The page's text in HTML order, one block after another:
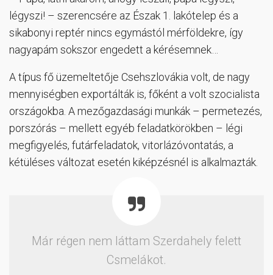
légyszi! – szerencsére az Észak 1. lakótelep és a
sikabonyi reptér nincs egymástól mérföldekre, így
nagyapám sokszor engedett a kérésemnek…
A típus fő üzemeltetője Csehszlovákia volt, de nagy
mennyiségben exportálták is, főként a volt szocialista
országokba. A mezőgazdasági munkák – permetezés,
porszórás – mellett egyéb feladatkörökben – légi
megfigyelés, futárfeladatok, vitorlázóvontatás, a
kétüléses változat esetén kiképzésnél is alkalmazták.
Már régen nem láttam Szerdahely felett
Csmelákot.